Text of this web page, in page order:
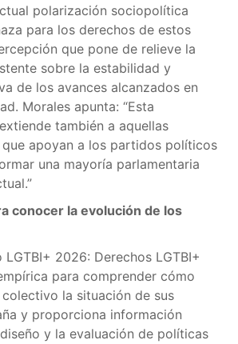
polarización sociopolítica
para los derechos de estos
que pone de relieve la
sobre la estabilidad y
de los avances alcanzados en
Morales apunta: “Esta
también a aquellas
que apoyan a los partidos políticos
una mayoría parlamentaria
conocer la evolución de los
2026: Derechos LGTBI+
para comprender cómo
la situación de sus
y proporciona información
y la evaluación de políticas